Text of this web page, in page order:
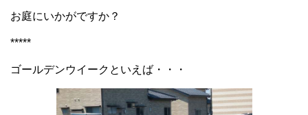
お庭にいかがですか？
*****
ゴールデンウイークといえば・・・